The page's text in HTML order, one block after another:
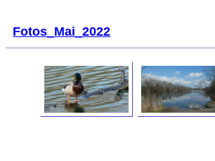
Fotos_Mai_2022